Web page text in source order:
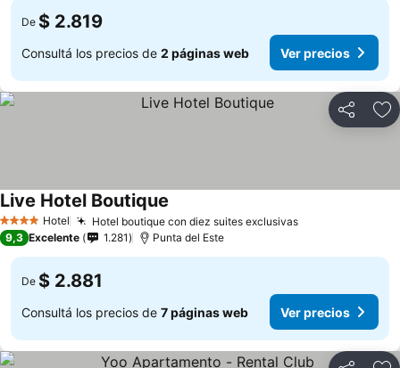
De $ 2.819
Consultá los precios de 2 páginas web Ver precios
Compartir
4 EstrellasHotel Hotel boutique con diez suites exclusivas
Live Hotel Boutique
9,3 Excelente 1.281 Punta del Este
De $ 2.881
Consultá los precios de 7 páginas web Ver precios